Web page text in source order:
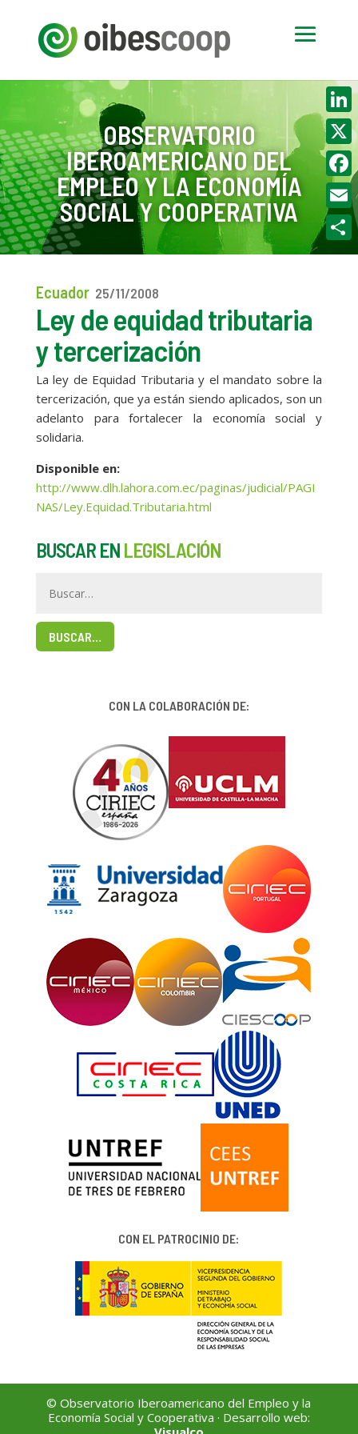
OBSERVATORIO
IBEROAMERICANO DEL
EMPLEO Y LA ECONOMÍA
SOCIAL Y COOPERATIVA
Ecuador 25/11/2008
Ley de equidad tributaria
y tercerización
La ley de Equidad Tributaria y el mandato sobre la
tercerización, que ya están siendo aplicados, son un
adelanto para fortalecer la economía social y
solidaria.
Disponible en:
http://www.dlh.lahora.com.ec/paginas/judicial/PAGI
NAS/Ley.Equidad.Tributaria.html
BUSCAR EN LEGISLACIÓN
BUSCAR…
CON LA COLABORACIÓN DE:
CON EL PATROCINIO DE:
© Observatorio Iberoamericano del Empleo y la
Economía Social y Cooperativa · Desarrollo web:
X
Email